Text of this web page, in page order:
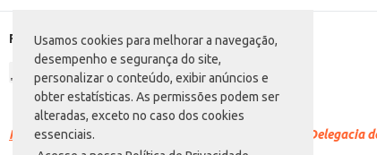
Usamos cookies para melhorar a navegação,
desempenho e segurança do site,
personalizar o conteúdo, exibir anúncios e
obter estatísticas. As permissões podem ser
alteradas, exceto no caso dos cookies
essenciais.
Formas de pagamento
Racismo é crime. Denuncie. Disque 100 ou procure a